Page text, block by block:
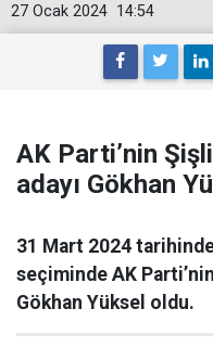
14:54
27 Ocak 2024
AK Parti’nin
adayı Gökhan
31 Mart 2024
seçiminde AK
Gökhan Yüksel oldu.